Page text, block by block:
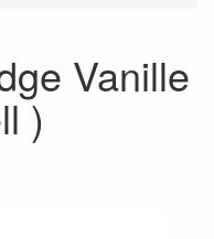
Vanille
)